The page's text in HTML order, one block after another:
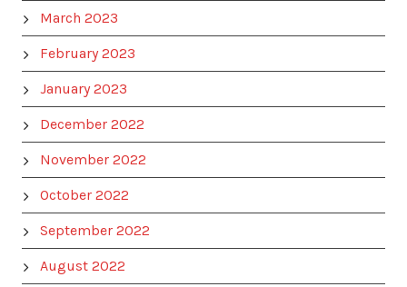
March 2023
February 2023
January 2023
December 2022
November 2022
October 2022
September 2022
August 2022